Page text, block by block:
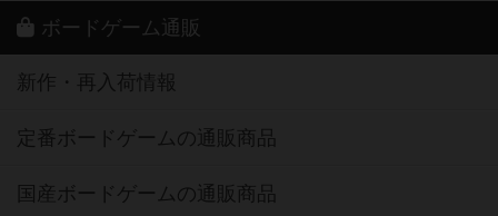
ボードゲーム通販
新作・再入荷情報
定番ボードゲームの通販商品
国産ボードゲームの通販商品